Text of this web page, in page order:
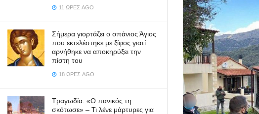
11 ΏΡΕΣ AGO
Σήμερα γιορτάζει ο σπάνιος Άγιος
που εκτελέστηκε με ξίφος γιατί
αρνήθηκε να αποκηρύξει την
πίστη του
18 ΏΡΕΣ AGO
Τραγωδία: «Ο πανικός τη
σκότωσε» – Τι λένε μάρτυρες για